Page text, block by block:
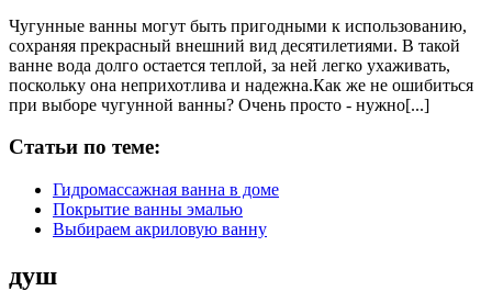
Чугунные ванны могут быть пригодными к использованию,
сохраняя прекрасный внешний вид десятилетиями. В такой
ванне вода долго остается теплой, за ней легко ухаживать,
поскольку она неприхотлива и надежна.Как же не ошибиться
при выборе чугунной ванны? Очень просто - нужно[...]
Статьи по теме:
Гидромассажная ванна в доме
Покрытие ванны эмалью
Выбираем акриловую ванну
душ